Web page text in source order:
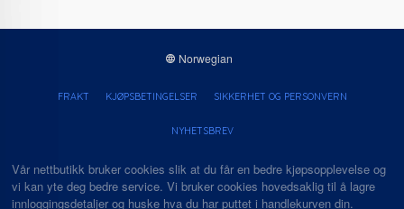
Norwegian
FRAKT KJØPSBETINGELSER SIKKERHET OG PERSONVERN
NYHETSBREV
Vår nettbutikk bruker cookies slik at du får en bedre kjøpsopplevelse og
vi kan yte deg bedre service. Vi bruker cookies hovedsaklig til å lagre
innloggingsdetaljer og huske hva du har puttet i handlekurven din.